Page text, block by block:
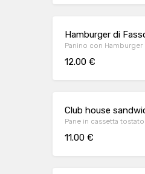
Hamburger di
Panino con
12.00 €
Club house
Pane in cassetta
11.00 €